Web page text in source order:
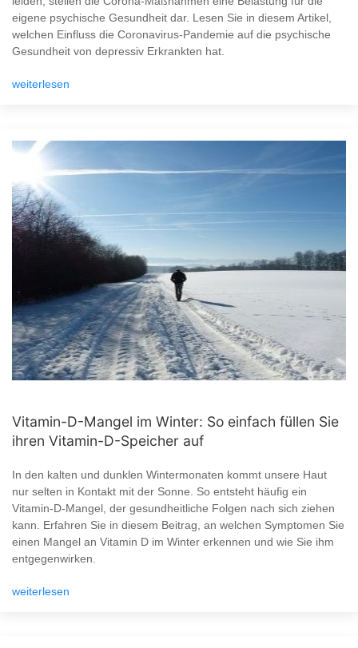
eigene psychische Gesundheit dar. Lesen Sie in diesem Artikel,
welchen Einfluss die Coronavirus-Pandemie auf die psychische
Gesundheit von depressiv Erkrankten hat.
weiterlesen
Vitamin-D-Mangel im Winter: So einfach füllen Sie
ihren Vitamin-D-Speicher auf
In den kalten und dunklen Wintermonaten kommt unsere Haut
nur selten in Kontakt mit der Sonne. So entsteht häufig ein
Vitamin-D-Mangel, der gesundheitliche Folgen nach sich ziehen
kann. Erfahren Sie in diesem Beitrag, an welchen Symptomen Sie
einen Mangel an Vitamin D im Winter erkennen und wie Sie ihm
entgegenwirken.
weiterlesen